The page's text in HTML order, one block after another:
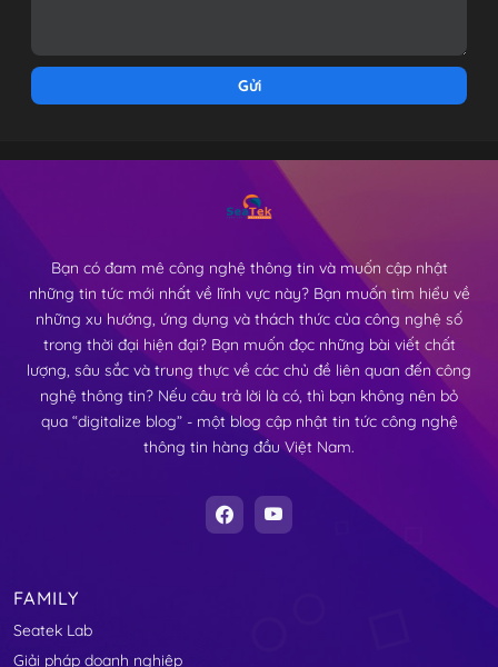
Bạn có đam mê công nghệ thông tin và muốn cập nhật
những tin tức mới nhất về lĩnh vực này? Bạn muốn tìm hiểu về
những xu hướng, ứng dụng và thách thức của công nghệ số
trong thời đại hiện đại? Bạn muốn đọc những bài viết chất
lượng, sâu sắc và trung thực về các chủ đề liên quan đến công
nghệ thông tin? Nếu câu trả lời là có, thì bạn không nên bỏ
qua “digitalize blog” - một blog cập nhật tin tức công nghệ
thông tin hàng đầu Việt Nam.
FAMILY
Seatek Lab
Giải pháp doanh nghiệp